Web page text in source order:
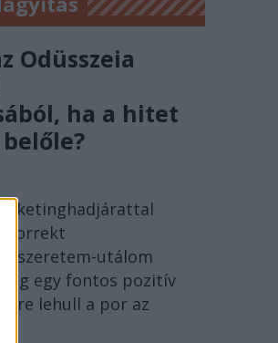
Odüsszeia
ha a hitet
korrekt
szeretem-utálom
egy fontos pozitív
lehull a por az